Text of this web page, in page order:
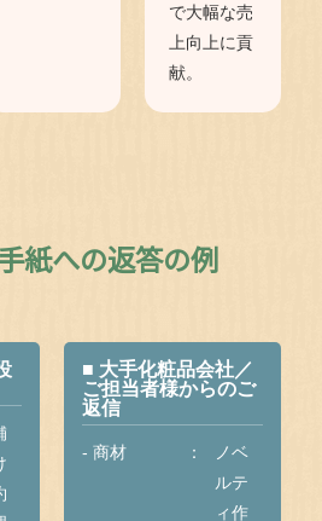
で大幅な売
上向上に貢
献。
紙への返答の例
■ 大手化粧品会社／
ご担当者様からのご
返信
- 商材
ノベ
ルテ
ィ作